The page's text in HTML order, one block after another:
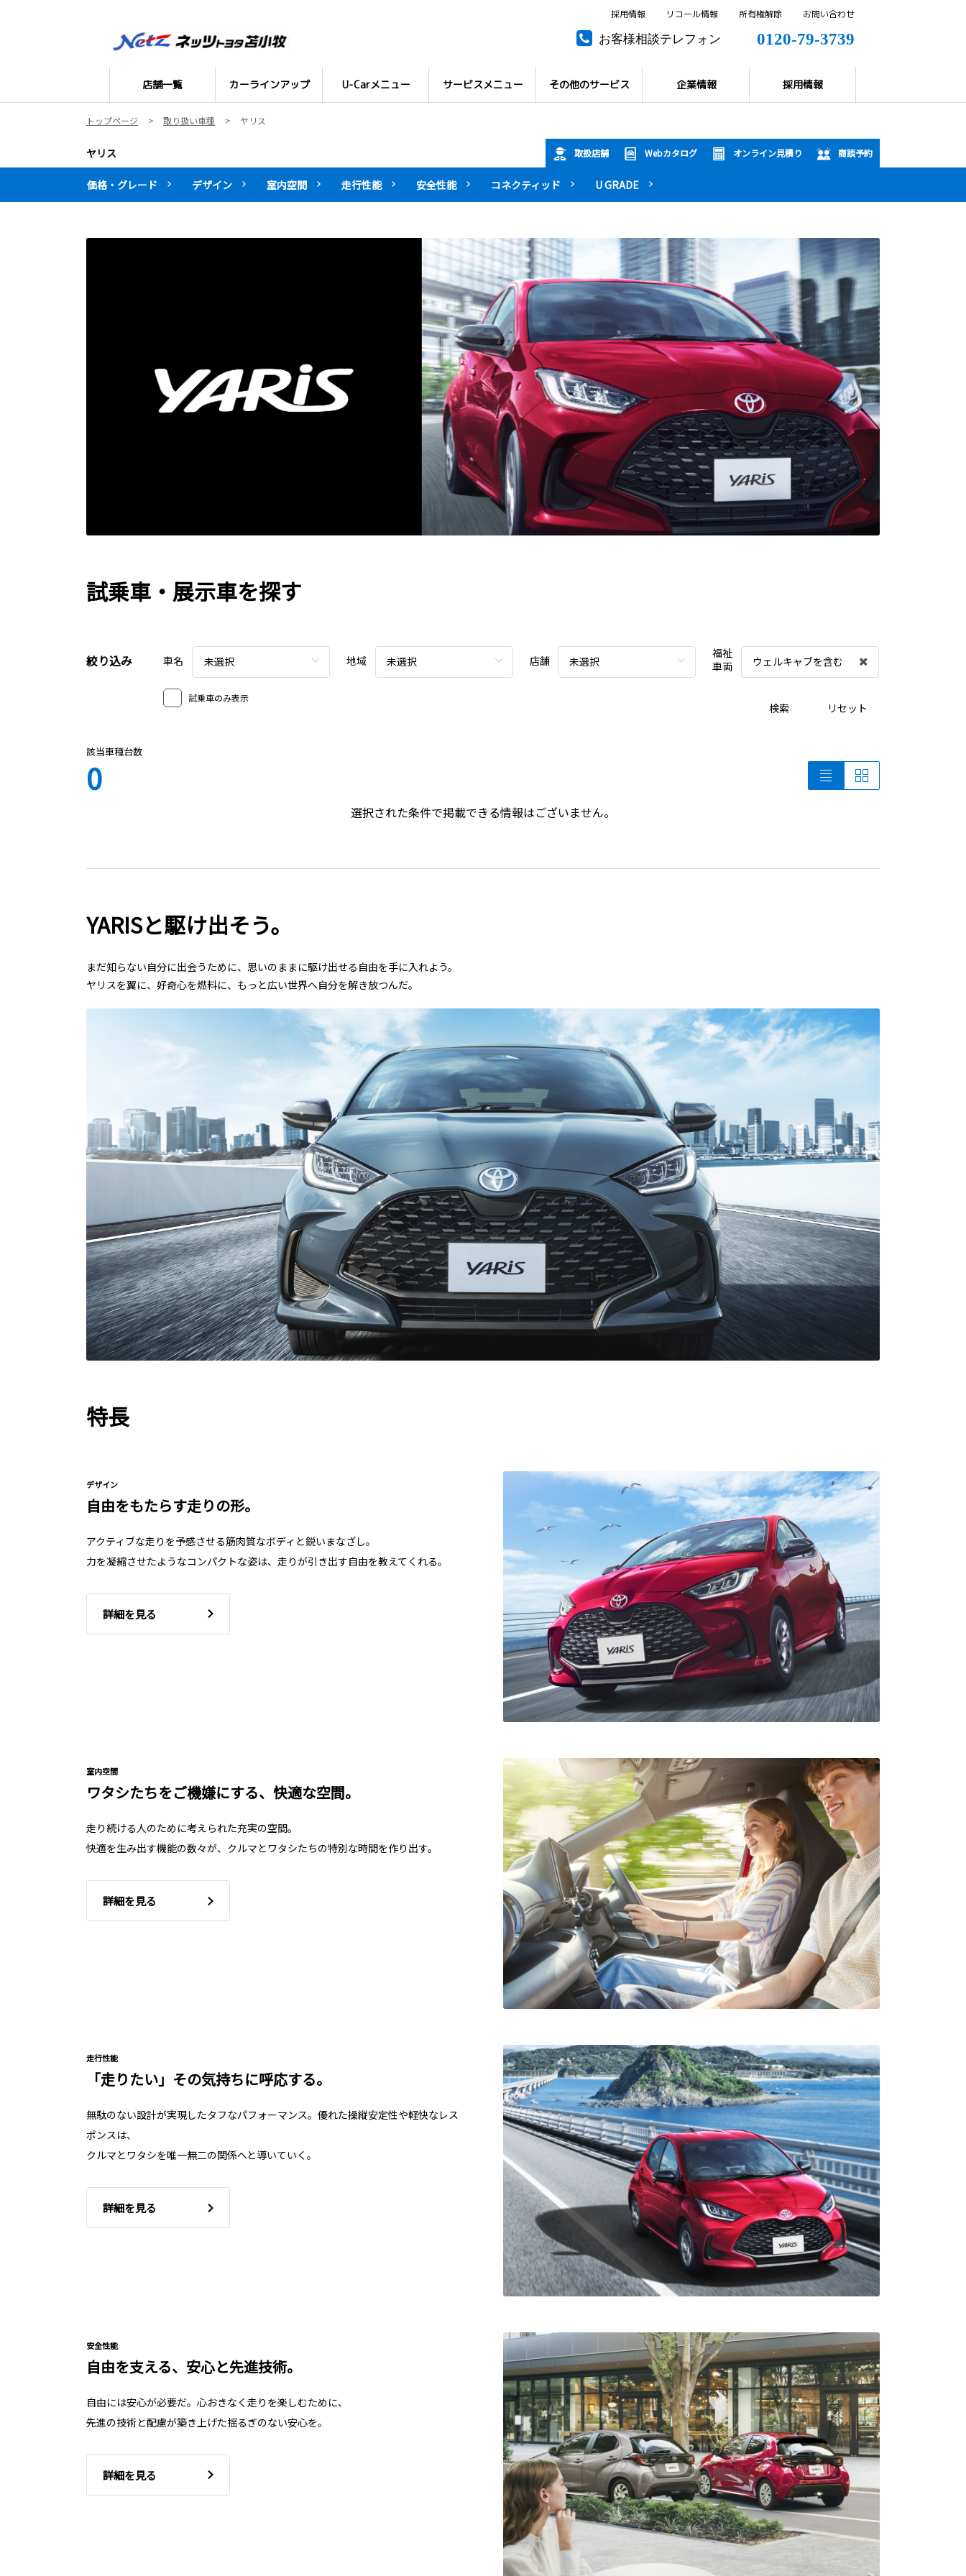
お客様相談テレフォン 0120-79-3739
店舗一覧 カーラインアップ U-Carメニュー サービスメニュー その他のサービス 企業情報 採用情報
採用情報 リコール情報 所有権解除 お問い合わせ
トップページ 取り扱い車種 ヤリス
ヤリス 取扱店舗 Webカタログ オンライン見積り 商談予約
価格・グレード デザイン 室内空間 走行性能 安全性能 コネクティッド U GRADE
試乗車・展示車を探す
絞り込み 車名 未選択 地域 未選択 店舗 未選択
福祉
車両
ウェルキャブを含む
試乗車のみ表示
検索 リセット
該当車種台数
0
選択された条件で掲載できる情報はございません。
YARISと駆け出そう。
まだ知らない自分に出会うために、思いのままに駆け出せる自由を手に入れよう。
ヤリスを翼に、好奇心を燃料に、もっと広い世界へ自分を解き放つんだ。
特長
デザイン
自由をもたらす走りの形。
アクティブな走りを予感させる筋肉質なボディと鋭いまなざし。
力を凝縮させたようなコンパクトな姿は、走りが引き出す自由を教えてくれる。
詳細を見る
室内空間
ワタシたちをご機嫌にする、快適な空間。
走り続ける人のために考えられた充実の空間。
快適を生み出す機能の数々が、クルマとワタシたちの特別な時間を作り出す。
詳細を見る
走行性能
「走りたい」その気持ちに呼応する。
無駄のない設計が実現したタフなパフォーマンス。優れた操縦安定性や軽快なレス
ポンスは、
クルマとワタシを唯一無二の関係へと導いていく。
詳細を見る
安全性能
自由を支える、安心と先進技術。
自由には安心が必要だ。心おきなく走りを楽しむために、
先進の技術と配慮が築き上げた揺るぎのない安心を。
詳細を見る